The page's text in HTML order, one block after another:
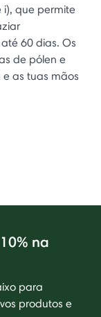
que permite
60 dias. Os
de pólen e
as tuas mãos
na
para
produtos e